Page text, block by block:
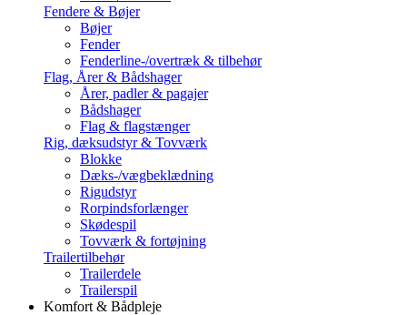
Fendere & Bøjer
Bøjer
Fender
Fenderline-/overtræk & tilbehør
Flag, Årer & Bådshager
Årer, padler & pagajer
Bådshager
Flag & flagstænger
Rig, dæksudstyr & Tovværk
Blokke
Dæks-/vægbeklædning
Rigudstyr
Rorpindsforlænger
Skødespil
Tovværk & fortøjning
Trailertilbehør
Trailerdele
Trailerspil
Komfort & Bådpleje